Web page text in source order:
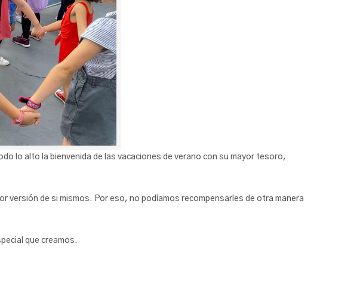
lo alto la bienvenida de las vacaciones de verano con su mayor tesoro,
versión de si mismos. Por eso, no podíamos recompensarles de otra manera
que creamos.